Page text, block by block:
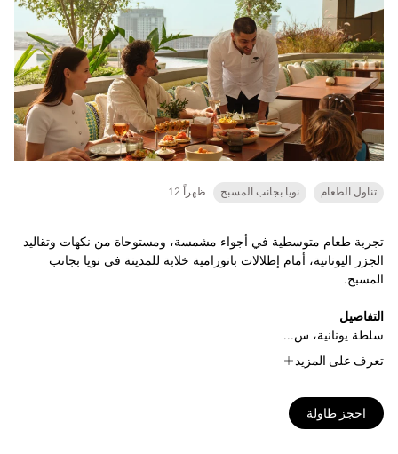
تناول الطعام نويا بجانب المسبح 12 ظهراً
تجربة طعام متوسطية في أجواء مشمسة، ومستوحاة من نكهات وتقاليد
الجزر اليونانية، أمام إطلالات بانورامية خلابة للمدينة في نويا بجانب
المسبح.
التفاصيل
سلطة يونانية، س...
تعرف على المزيد
احجز طاولة